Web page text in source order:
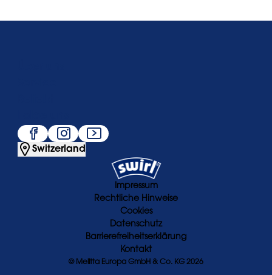
Switzerland
© Melitta Europa GmbH & Co. KG 2026
Impressum
Rechtliche Hinweise
Cookies
Datenschutz
Barrierefreiheitserklärung
Kontakt